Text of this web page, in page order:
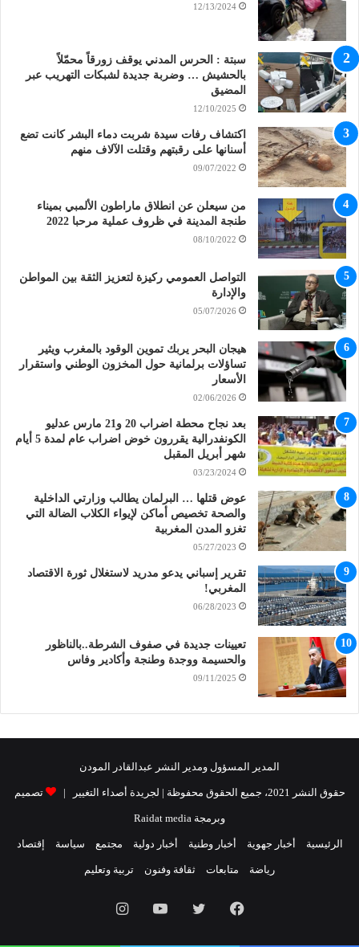
12/13/2024
سبتة : الحرس المدني يوقف زورقاً محمّلاً
بالحشيش … وضربة جديدة لشبكات التهريب عبر
المضيق
12/10/2025
اكتشاف رفات سيدة شربت دماء البشر كانت تضع
أسنانها على رقبتهم وقتلت الآلاف منهم
09/07/2022
من سيعلن عن انطلاق ماراطون الألمبي بميناء
طنجة المدينة في ظروف عملية مرحبا 2022
08/10/2022
التواصل العمومي ركيزة لتعزيز الثقة بين المواطن
والإدارة
05/07/2026
هيجان البحر يربك تموين الوقود بالمغرب ويثير
تساؤلات برلمانية حول المخزون الوطني واستقرار
الأسعار
02/06/2026
بعد نجاح محطة اضراب 20 و21 مارس عدليو
الكونفدرالية يقررون خوض اضراب عام لمدة 5 أيام
شهر أبريل المقبل
03/23/2024
عوض قتلها … البرلمان يطالب وزارتي الداخلية
والصحة تخصيص أماكن لإيواء الكلاب الضالة التي
تغزو المدن المغربية
05/27/2023
تقرير إسباني يدعو مدريد لاستغلال ثورة الاقتصاد
المغربي!
06/28/2023
تعيينات جديدة في صفوف الشرطة..بالناظور
والحسيمة ووجدة وطنجة وأكادير وفاس
09/11/2025
المدير المسؤول ومدير النشر عبدالقادر المودن
حقوق النشر 2021، جميع الحقوق محفوظة | لجريدة أصداء التغيير | تصميم
وبرمجة Raidat media
الرئيسية أخبار جهوية أخبار وطنية أخبار دولية مجتمع سياسة إقتصاد
رياضة متابعات ثقافة وفنون تربية وتعليم
فيسبوك تويتر يوتيوبانستقرام